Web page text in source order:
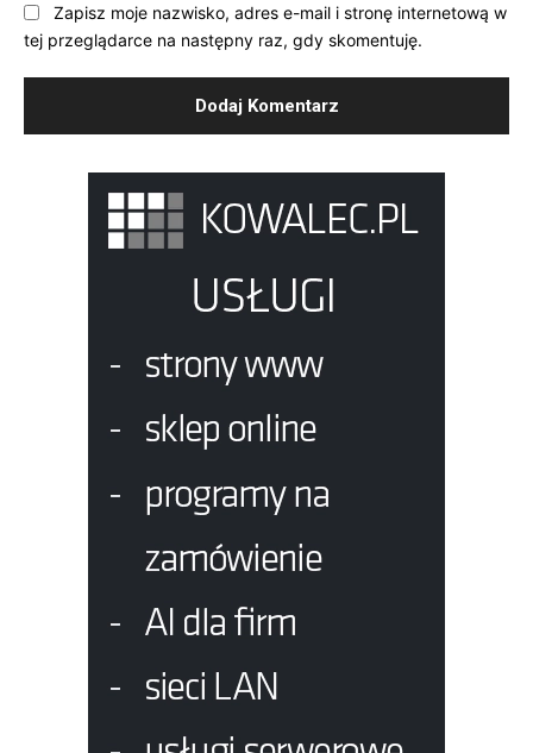
Zapisz moje nazwisko, adres e-mail i stronę internetową w
tej przeglądarce na następny raz, gdy skomentuję.